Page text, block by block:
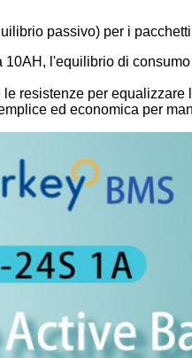
passivo) per i
10AH, l'equilibrio di
resistenze per
ed economica per